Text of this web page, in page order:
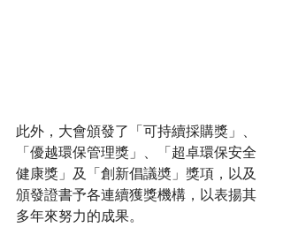
此外，大會頒發了「可持續採購獎」、
「優越環保管理獎」、「超卓環保安全
健康獎」及「創新倡議奬」獎項，以及
頒發證書予各連續獲獎機構，以表揚其
多年來努力的成果。